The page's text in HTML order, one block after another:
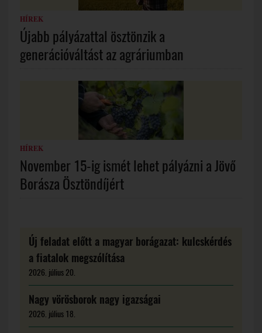
HÍREK
Újabb pályázattal ösztönzik a
generációváltást az agráriumban
HÍREK
November 15-ig ismét lehet pályázni a Jövő
Borásza Ösztöndíjért
Új feladat előtt a magyar borágazat: kulcskérdés
a fiatalok megszólítása
2026. július 20.
Nagy vörösborok nagy igazságai
2026. július 18.